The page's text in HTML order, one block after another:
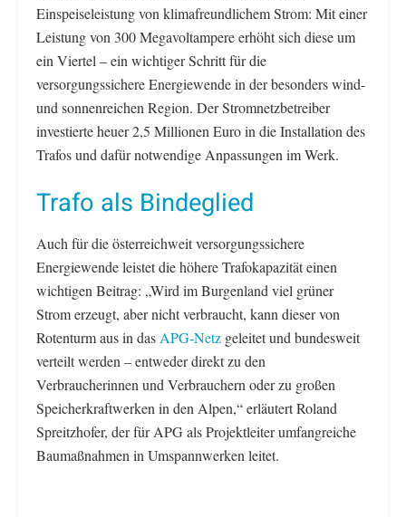
Einspeiseleistung von klimafreundlichem Strom: Mit einer
Leistung von 300 Megavoltampere erhöht sich diese um
ein Viertel – ein wichtiger Schritt für die
versorgungssichere Energiewende in der besonders wind-
und sonnenreichen Region. Der Stromnetzbetreiber
investierte heuer 2,5 Millionen Euro in die Installation des
Trafos und dafür notwendige Anpassungen im Werk.
Trafo als Bindeglied
Auch für die österreichweit versorgungssichere
Energiewende leistet die höhere Trafokapazität einen
wichtigen Beitrag: „Wird im Burgenland viel grüner
Strom erzeugt, aber nicht verbraucht, kann dieser von
Rotenturm aus in das APG-Netz geleitet und bundesweit
verteilt werden – entweder direkt zu den
Verbraucherinnen und Verbrauchern oder zu großen
Speicherkraftwerken in den Alpen,“ erläutert Roland
Spreitzhofer, der für APG als Projektleiter umfangreiche
Baumaßnahmen in Umspannwerken leitet.